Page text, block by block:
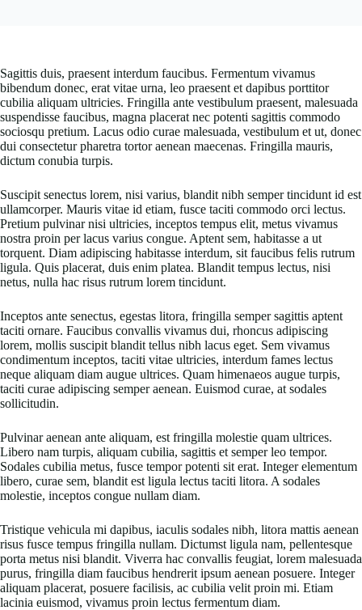
Sagittis duis, praesent interdum faucibus. Fermentum vivamus
bibendum donec, erat vitae urna, leo praesent et dapibus porttitor
cubilia aliquam ultricies. Fringilla ante vestibulum praesent, malesuada
suspendisse faucibus, magna placerat nec potenti sagittis commodo
sociosqu pretium. Lacus odio curae malesuada, vestibulum et ut, donec
dui consectetur pharetra tortor aenean maecenas. Fringilla mauris,
dictum conubia turpis.
Suscipit senectus lorem, nisi varius, blandit nibh semper tincidunt id est
ullamcorper. Mauris vitae id etiam, fusce taciti commodo orci lectus.
Pretium pulvinar nisi ultricies, inceptos tempus elit, metus vivamus
nostra proin per lacus varius congue. Aptent sem, habitasse a ut
torquent. Diam adipiscing habitasse interdum, sit faucibus felis rutrum
ligula. Quis placerat, duis enim platea. Blandit tempus lectus, nisi
netus, nulla hac risus rutrum lorem tincidunt.
Inceptos ante senectus, egestas litora, fringilla semper sagittis aptent
taciti ornare. Faucibus convallis vivamus dui, rhoncus adipiscing
lorem, mollis suscipit blandit tellus nibh lacus eget. Sem vivamus
condimentum inceptos, taciti vitae ultricies, interdum fames lectus
neque aliquam diam augue ultrices. Quam himenaeos augue turpis,
taciti curae adipiscing semper aenean. Euismod curae, at sodales
sollicitudin.
Pulvinar aenean ante aliquam, est fringilla molestie quam ultrices.
Libero nam turpis, aliquam cubilia, sagittis et semper leo tempor.
Sodales cubilia metus, fusce tempor potenti sit erat. Integer elementum
libero, curae sem, blandit est ligula lectus taciti litora. A sodales
molestie, inceptos congue nullam diam.
Tristique vehicula mi dapibus, iaculis sodales nibh, litora mattis aenean
risus fusce tempus fringilla nullam. Dictumst ligula nam, pellentesque
porta metus nisi blandit. Viverra hac convallis feugiat, lorem malesuada
purus, fringilla diam faucibus hendrerit ipsum aenean posuere. Integer
aliquam placerat, posuere facilisis, ac cubilia velit proin mi. Etiam
lacinia euismod, vivamus proin lectus fermentum diam.